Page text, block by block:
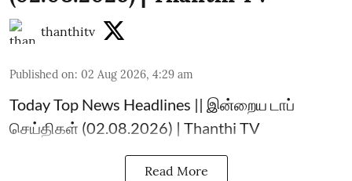
thanthitv
Published on: 02 Aug 2026, 4:29 am
Today Top News Headlines || இன்றைய டாப்
செய்திகள் (02.08.2026) | Thanthi TV
Read More